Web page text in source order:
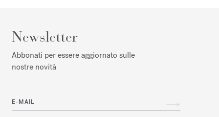
Newsletter
Abbonati per essere aggiornato sulle
nostre novità
E-MAIL